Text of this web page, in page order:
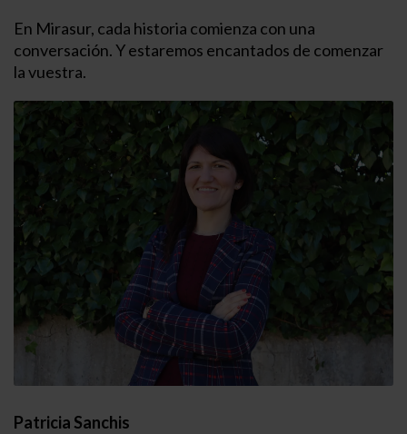
En Mirasur, cada historia comienza con una
conversación. Y estaremos encantados de comenzar
la vuestra.
Patricia Sanchis